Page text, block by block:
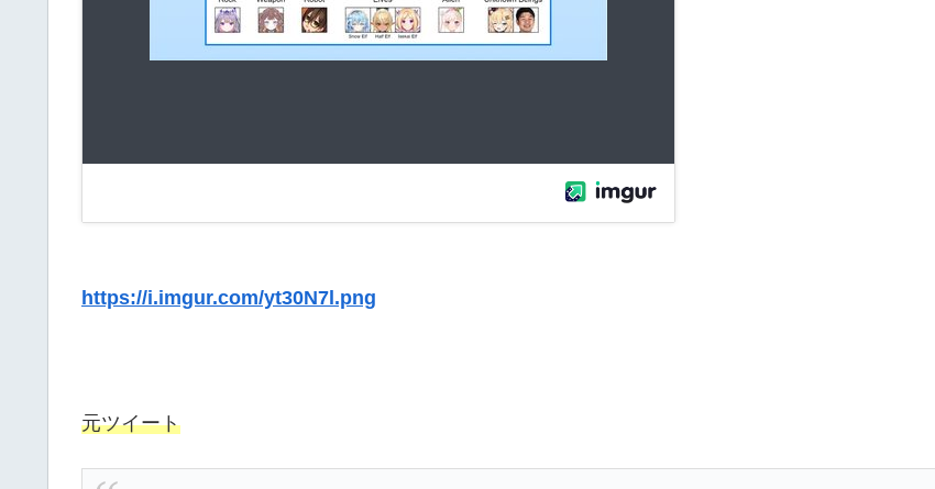
https://i.imgur.com/yt30N7l.png
元ツイート